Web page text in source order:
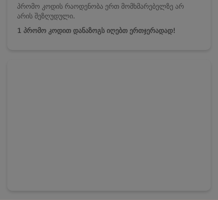
პრომო კოდის რაოდენობა ერთ მომხმარებელზე არ
არის შეზღუდული.
1 პრომო კოდით დანაზოგს იღებთ ერთჯერადად!